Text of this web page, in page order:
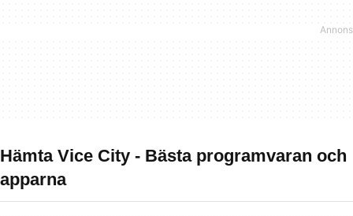
Hämta Vice City - Bästa programvaran och
apparna